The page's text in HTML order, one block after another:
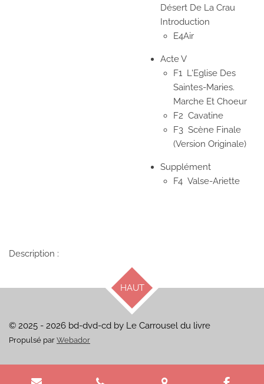
Désert De La Crau
Introduction
E4Air
Acte V
F1 L'Eglise Des
Saintes-Maries.
Marche Et Choeur
F2 Cavatine
F3 Scène Finale
(Version Originale)
Supplément
F4 Valse-Ariette
Description :
HAUT
© 2025 - 2026 bd-dvd-cd by Le Carrousel du livre
Propulsé par Webador